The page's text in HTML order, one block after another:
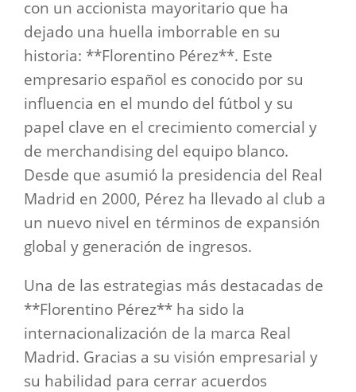
con un accionista mayoritario que ha
dejado una huella imborrable en su
historia: **Florentino Pérez**. Este
empresario español es conocido por su
influencia en el mundo del fútbol y su
papel clave en el crecimiento comercial y
de merchandising del equipo blanco.
Desde que asumió la presidencia del Real
Madrid en 2000, Pérez ha llevado al club a
un nuevo nivel en términos de expansión
global y generación de ingresos.
Una de las estrategias más destacadas de
**Florentino Pérez** ha sido la
internacionalización de la marca Real
Madrid. Gracias a su visión empresarial y
su habilidad para cerrar acuerdos